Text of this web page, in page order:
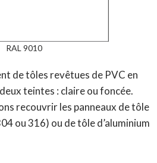
RAL 9010
de tôles revêtues de PVC en
teintes : claire ou foncée.
recouvrir les panneaux de tôle
ou 316) ou de tôle d’aluminium